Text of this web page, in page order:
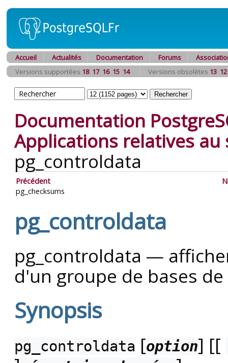
Accueil Actualités Documentation Forums
Versions supportées 18 17 16 15 14 Versions obsolètes 13 12
Documentation
Applications relatives au
pg_controldata
Précédent
pg_checksums
pg_controldata
pg_controldata —
d'un groupe de bases
Synopsis
pg_controldata [option] [[